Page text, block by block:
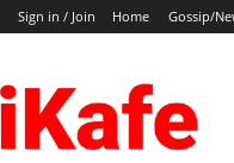
Sign in / Join Home Gossip/